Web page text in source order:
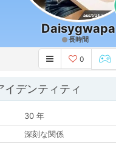
Daisygwapa
長時間
0
イデンティティ
30 年
深刻な関係